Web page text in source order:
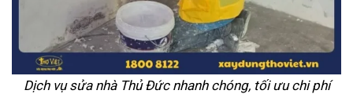
Dịch vụ sửa nhà Thủ Đức nhanh chóng, tối ưu chi phí